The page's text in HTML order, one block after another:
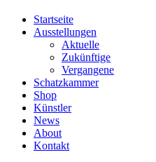
Startseite
Ausstellungen
Aktuelle
Zukünftige
Vergangene
Schatzkammer
Shop
Künstler
News
About
Kontakt